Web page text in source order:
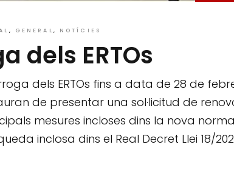
GENERAL NOTÍCIES
dels ERTOs
dels ERTOs fins a data de 28 de
de presentar una sol·licitud de
mesures incloses dins la nova
inclosa dins el Real Decret Llei 18/